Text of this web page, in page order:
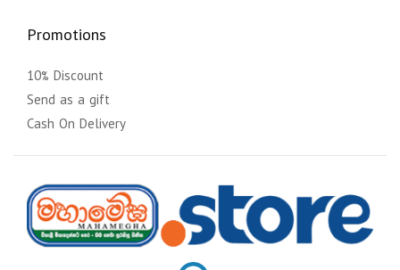
Promotions
10% Discount
Send as a gift
Cash On Delivery